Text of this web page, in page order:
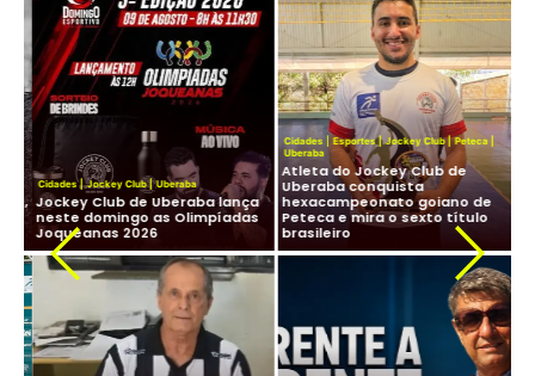
Cidades| Jockey Club| Uberaba
Jockey Club de Uberaba lança
neste domingo as Olimpíadas
Joqueanas 2026
Cidades| Esportes| Jockey Club| Peteca|
Uberaba
Atleta do Jockey Club de
Uberaba conquista
hexacampeonato goiano de
Peteca e mira o sexto título
brasileiro